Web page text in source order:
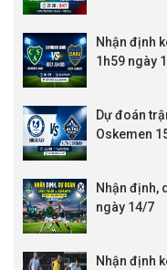
Nhận định
1h59 ngày
Dự đoán
Oskemen
Nhận định,
ngày 14/7
Nhận định